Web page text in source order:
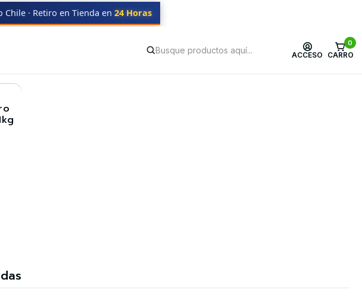
ACCESO
0
CARRO
Chile · Retiro en Tienda en 24 Horas